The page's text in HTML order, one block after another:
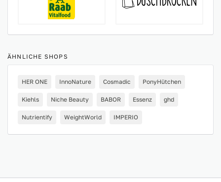
ÄHNLICHE SHOPS
HER ONE InnoNature Cosmadic PonyHütchen
Kiehls Niche Beauty BABOR Essenz ghd
Nutrientify WeightWorld IMPERIO